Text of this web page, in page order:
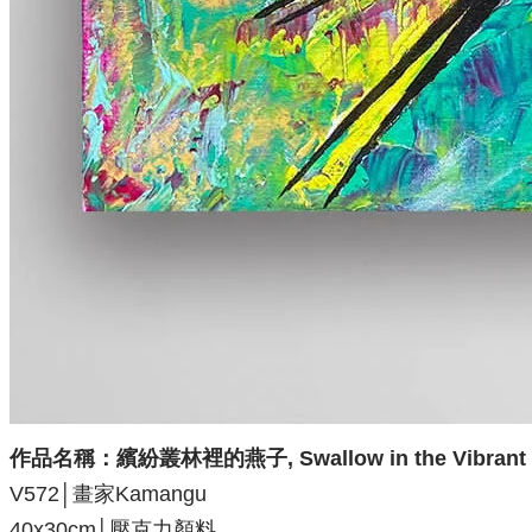
作品名稱： 繽紛叢林裡的燕子, Swallow in the
V572│畫家Kamangu